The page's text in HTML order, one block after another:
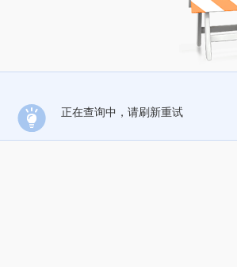
正在查询中，请刷新重试